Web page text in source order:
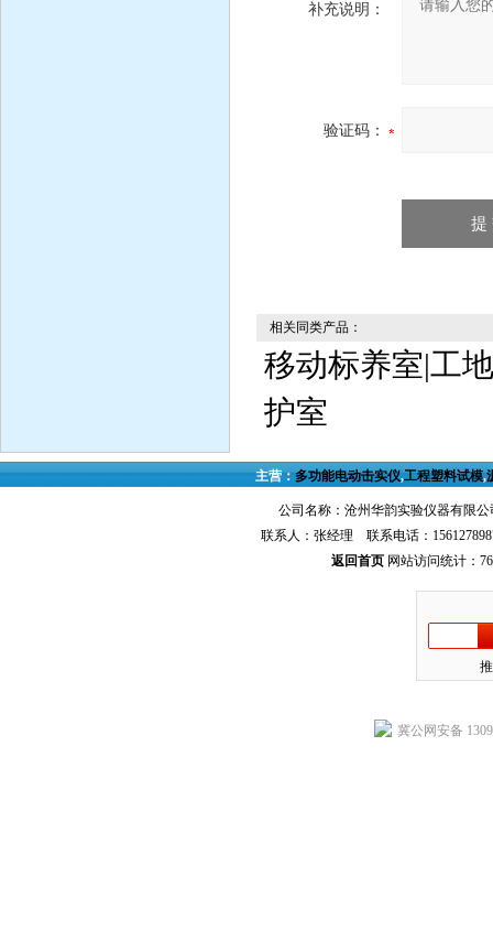
补充说明：
验证码：
相关同类产品：
移动标养室|工
护室
主营：多功能电动击实仪,工程塑料试模,
公司名称：沧州华韵实验仪器有限
联系人：张经理 联系电话：
返回首页网站访问统计：
冀公网安备